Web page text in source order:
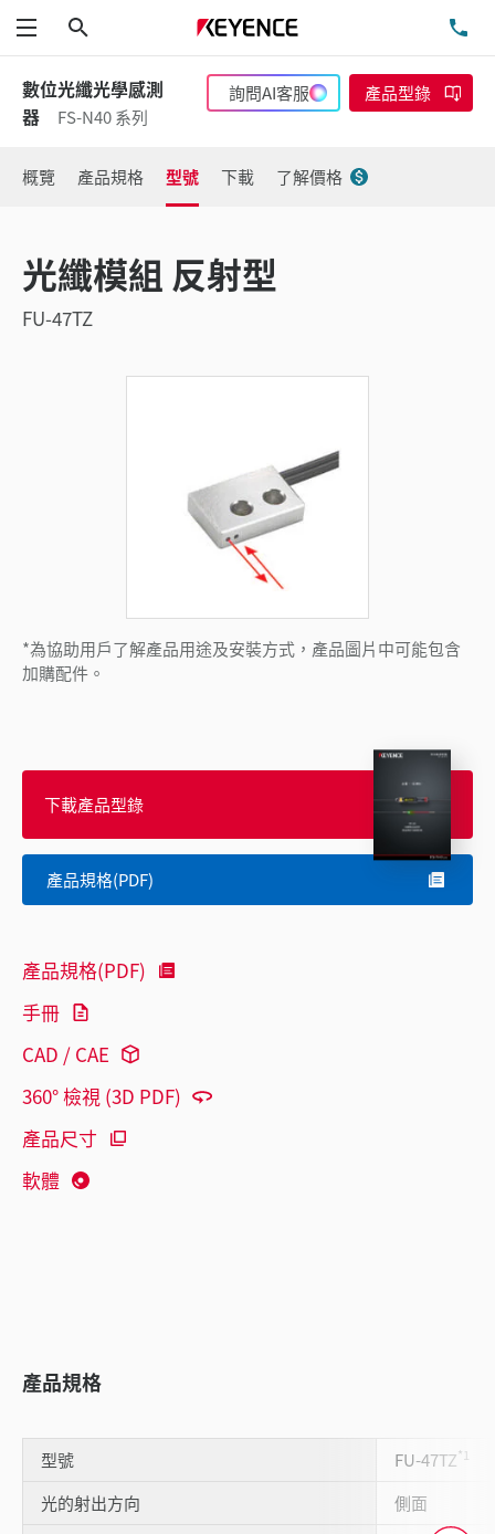
功能表
數位光纖光學感測
器
FS-N40 系列
詢問AI客服 產品型錄
概覽 產品規格 型號 下載 了解價格
光纖模組 反射型
FU-47TZ
*為協助用戶了解產品用途及安裝方式，產品圖片中可能包含
加購配件。
下載產品型錄
產品規格(PDF)
產品規格(PDF)
手冊
CAD / CAE
360° 檢視 (3D PDF)
產品尺寸
軟體
產品規格
型號 FU-47TZ*1
光的射出方向
側面